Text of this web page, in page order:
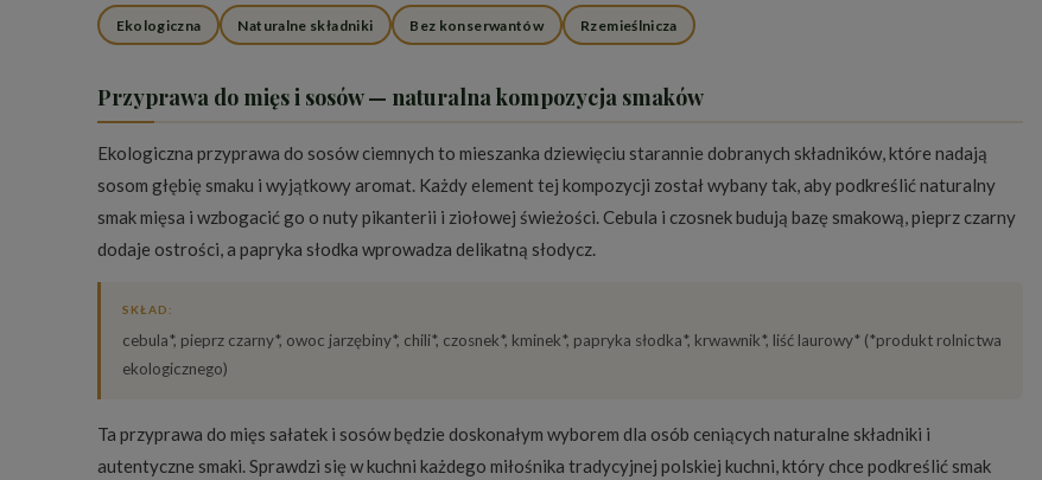
Ekologiczna Naturalne składniki Bez konserwantów Rzemieślnicza
Przyprawa do mięs i sosów — naturalna kompozycja smaków
Ekologiczna przyprawa do sosów ciemnych to mieszanka dziewięciu starannie dobranych składników, które nadają
sosom głębię smaku i wyjątkowy aromat. Każdy element tej kompozycji został wybany tak, aby podkreślić naturalny
smak mięsa i wzbogacić go o nuty pikanterii i ziołowej świeżości. Cebula i czosnek budują bazę smakową, pieprz czarny
dodaje ostrości, a papryka słodka wprowadza delikatną słodycz.
SKŁAD:
cebula*, pieprz czarny*, owoc jarzębiny*, chili*, czosnek*, kminek*, papryka słodka*, krwawnik*, liść laurowy* (*produkt rolnictwa
ekologicznego)
Ta przyprawa do mięs sałatek i sosów będzie doskonałym wyborem dla osób ceniących naturalne składniki i
autentyczne smaki. Sprawdzi się w kuchni każdego miłośnika tradycyjnej polskiej kuchni, który chce podkreślić smak